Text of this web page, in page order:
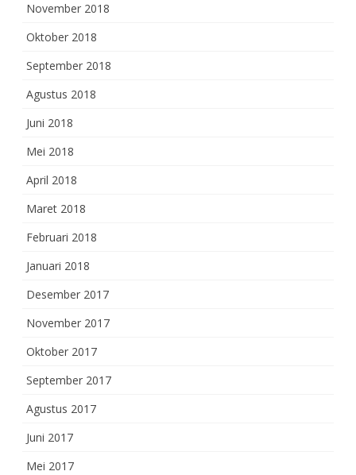
November 2018
Oktober 2018
September 2018
Agustus 2018
Juni 2018
Mei 2018
April 2018
Maret 2018
Februari 2018
Januari 2018
Desember 2017
November 2017
Oktober 2017
September 2017
Agustus 2017
Juni 2017
Mei 2017